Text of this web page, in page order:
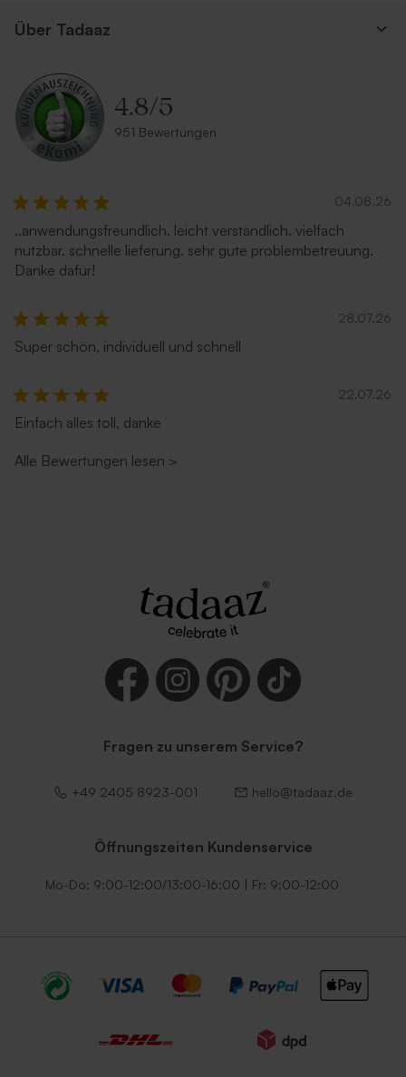
Über Tadaaz
4.8/5
951 Bewertungen
04.08.26
..anwendungsfreundlich. leicht verständlich. vielfach
nutzbar. schnelle lieferung. sehr gute problembetreuung.
Danke dafür!
28.07.26
Super schön, individuell und schnell
22.07.26
Einfach alles toll, danke
Alle Bewertungen lesen >
Fragen zu unserem Service?
+49 2405 8923-001 hello@tadaaz.de
Öffnungszeiten Kundenservice
Mo-Do: 9:00-12:00/13:00-16:00 | Fr: 9:00-12:00